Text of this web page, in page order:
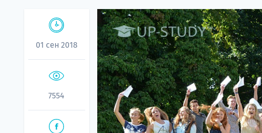
01 сен 2018
7554